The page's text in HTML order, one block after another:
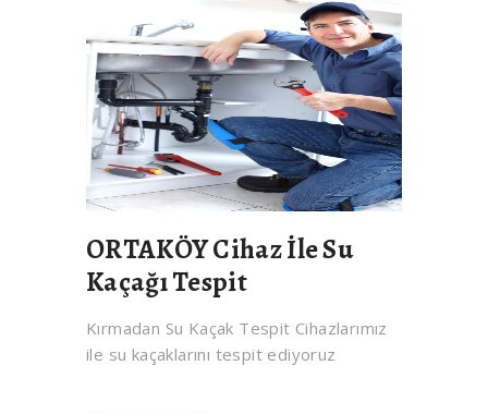
ORTAKÖY Cihaz İle Su
Kaçağı Tespit
Kırmadan Su Kaçak Tespit Cihazlarımız
ile su kaçaklarını tespit ediyoruz